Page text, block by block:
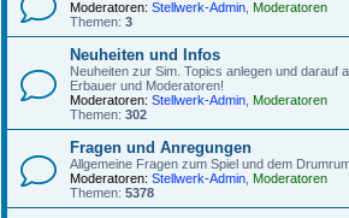
Moderatoren: Stellwerk-Admin Moderatoren
Themen: 3
Neuheiten und Infos
Neuheiten zur Sim. Topics anlegen und darauf
Erbauer und Moderatoren!
Moderatoren: Stellwerk-Admin Moderatoren
Themen: 302
Fragen und Anregungen
Allgemeine Fragen zum Spiel und dem
Moderatoren: Stellwerk-Admin Moderatoren
Themen: 5378